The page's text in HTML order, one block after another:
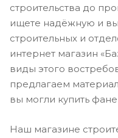
строительства до
ищете надёжную и
строительных и
интернет магазин
виды этого
предлагаем
вы могли купить
Наш магазине